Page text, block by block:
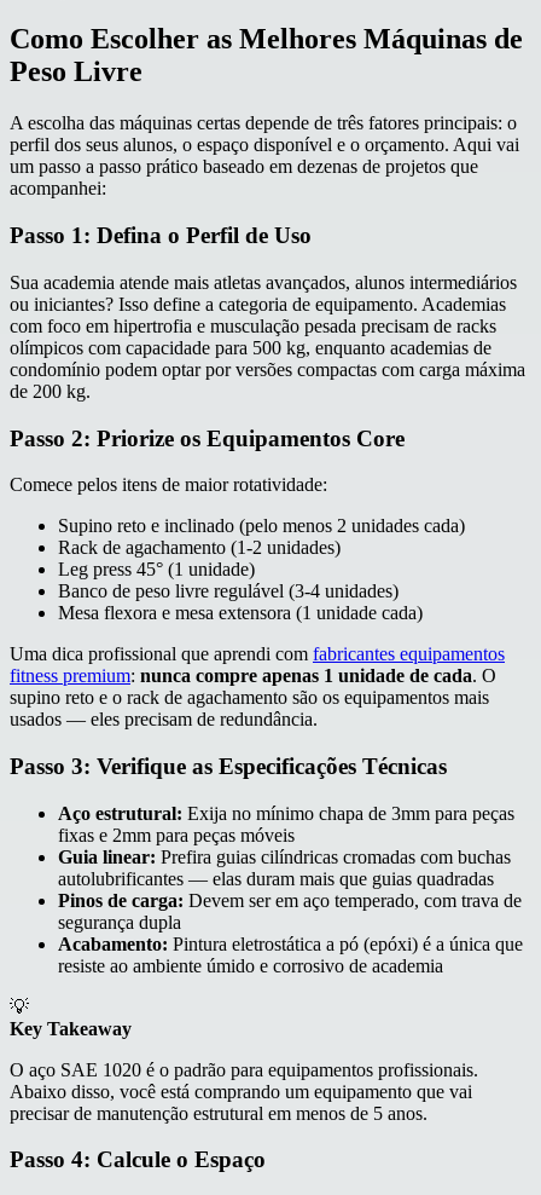
Como Escolher as Melhores Máquinas de
Peso Livre
A escolha das máquinas certas depende de três fatores principais: o
perfil dos seus alunos, o espaço disponível e o orçamento. Aqui vai
um passo a passo prático baseado em dezenas de projetos que
acompanhei:
Passo 1: Defina o Perfil de Uso
Sua academia atende mais atletas avançados, alunos intermediários
ou iniciantes? Isso define a categoria de equipamento. Academias
com foco em hipertrofia e musculação pesada precisam de racks
olímpicos com capacidade para 500 kg, enquanto academias de
condomínio podem optar por versões compactas com carga máxima
de 200 kg.
Passo 2: Priorize os Equipamentos Core
Comece pelos itens de maior rotatividade:
Supino reto e inclinado (pelo menos 2 unidades cada)
Rack de agachamento (1-2 unidades)
Leg press 45° (1 unidade)
Banco de peso livre regulável (3-4 unidades)
Mesa flexora e mesa extensora (1 unidade cada)
Uma dica profissional que aprendi com fabricantes equipamentos
fitness premium: nunca compre apenas 1 unidade de cada. O
supino reto e o rack de agachamento são os equipamentos mais
usados — eles precisam de redundância.
Passo 3: Verifique as Especificações Técnicas
Aço estrutural: Exija no mínimo chapa de 3mm para peças
fixas e 2mm para peças móveis
Guia linear: Prefira guias cilíndricas cromadas com buchas
autolubrificantes — elas duram mais que guias quadradas
Pinos de carga: Devem ser em aço temperado, com trava de
segurança dupla
Acabamento: Pintura eletrostática a pó (epóxi) é a única que
resiste ao ambiente úmido e corrosivo de academia
💡
Key Takeaway
O aço SAE 1020 é o padrão para equipamentos profissionais.
Abaixo disso, você está comprando um equipamento que vai
precisar de manutenção estrutural em menos de 5 anos.
Passo 4: Calcule o Espaço